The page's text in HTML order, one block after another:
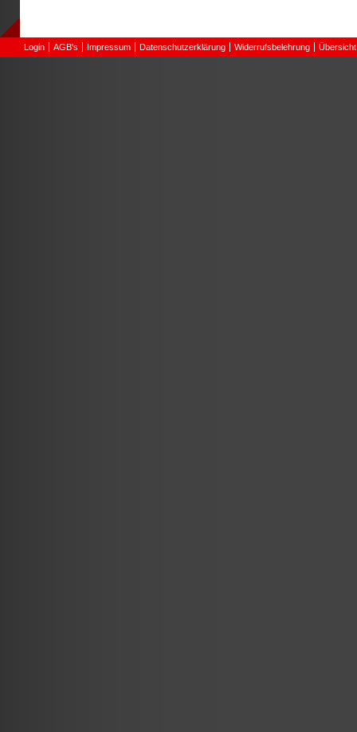
Login AGB's Impressum Datenschutzerklärung Widerrufsbelehrung